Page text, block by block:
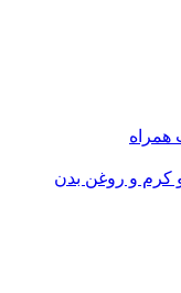
کرم و روغن بدن